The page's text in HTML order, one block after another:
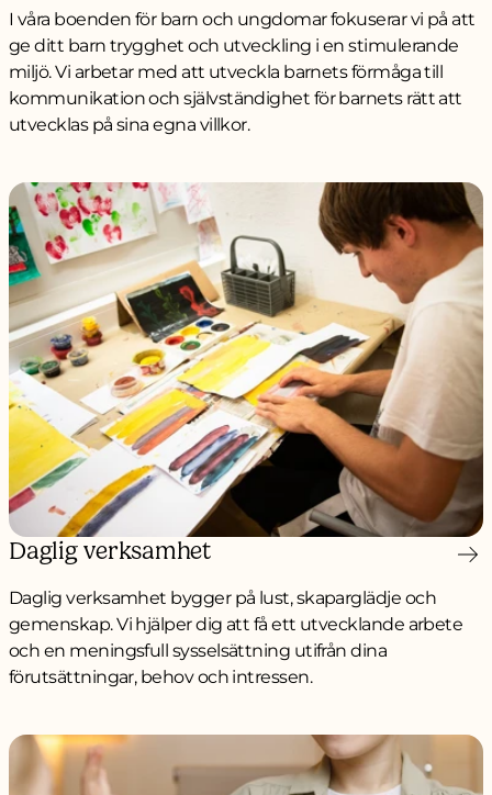
I våra boenden för barn och ungdomar fokuserar vi på att
ge ditt barn trygghet och utveckling i en stimulerande
miljö. Vi arbetar med att utveckla barnets förmåga till
kommunikation och självständighet för barnets rätt att
utvecklas på sina egna villkor.
Daglig verksamhet
Daglig verksamhet bygger på lust, skaparglädje och
gemenskap. Vi hjälper dig att få ett utvecklande arbete
och en meningsfull sysselsättning utifrån dina
förutsättningar, behov och intressen.